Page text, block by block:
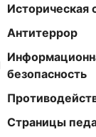
Историческая
Антитеррор
безопасность
Страницы